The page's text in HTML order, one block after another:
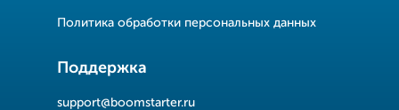
Политика обработки персональных данных
Поддержка
support@boomstarter.ru